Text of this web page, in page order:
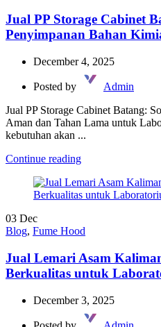
Jual PP Storage Cabinet
Penyimpanan Bahan
December 4, 2025
Posted by
Admin
Jual PP Storage Cabinet Batang:
Aman dan Tahan Lama untuk
kebutuhan akan ...
Continue reading
03 Dec
Blog, Fume Hood
Jual Lemari Asam
Berkualitas untuk
December 3, 2025